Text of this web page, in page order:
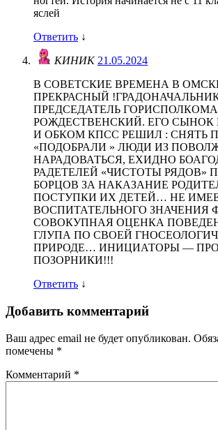
яслей
Ответить ↓
КИНИК21.05.2024
В СОВЕТСКИЕ ВРЕМЕНА В
ПРЕКРАСНЫЙ
ПРЕДСЕДАТЕЛЬ ГОРИСПОЛКОМА
РОЖДЕСТВЕНСКИЙ. ЕГО СЫНОК
И ОБКОМ КПСС РЕШИЛ : СНЯТЬ
«ПОДОБРАЛИ » ЛЮДИ ИЗ
НАРАДОВАТЬСЯ, ЕХИДНО
РАДЕТЕЛЕЙ «ЧИСТОТЫ РЯДОВ»
БОРЦОВ ЗА НАКАЗАНИЕ
ПОСТУПКИ ИХ ДЕТЕЙ… НЕ
ВОСПИТАТЕЛЬНОГО ЗНАЧЕНИЯ
СОВОКУПНАЯ ОЦЕНКА
ГЛУПА ПО СВОЕЙ
ПРИРОДЕ… ИНИЦИАТОРЫ —
ПОЗОРНИКИ!!!
Ответить ↓
Добавить комментарий
Ваш адрес email не будет опубликован.
помечены *
Комментарий *